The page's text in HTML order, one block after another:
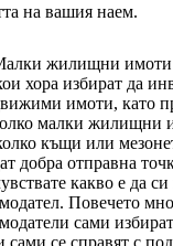
на вашия наем.
жилищни имоти
хора избират да
имоти, като
малки жилищни
къщи или
добра отправна
какво е да
Повечето
сами
сами се справят с